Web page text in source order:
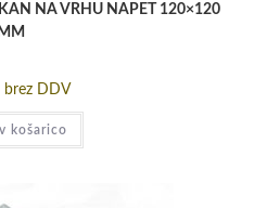
NA VRHU NAPET 120×120
MM
brez DDV
košarico